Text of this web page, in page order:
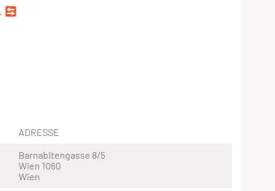
ADRESSE
Barnabitengasse 8/5
Wien 1060
Wien